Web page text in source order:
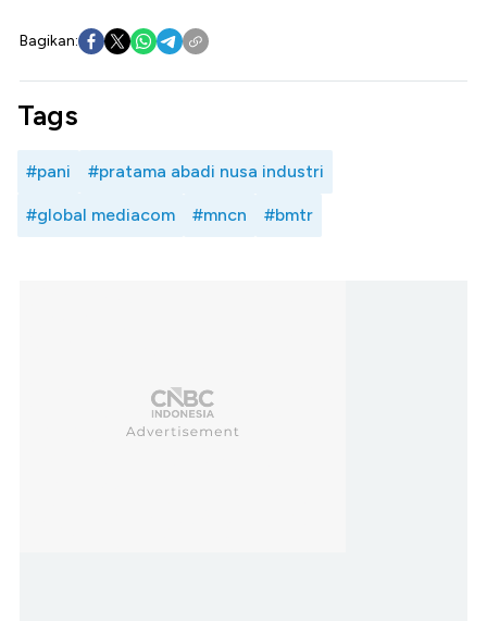
Bagikan:
Tags
#pani #pratama abadi nusa industri
#global mediacom #mncn #bmtr